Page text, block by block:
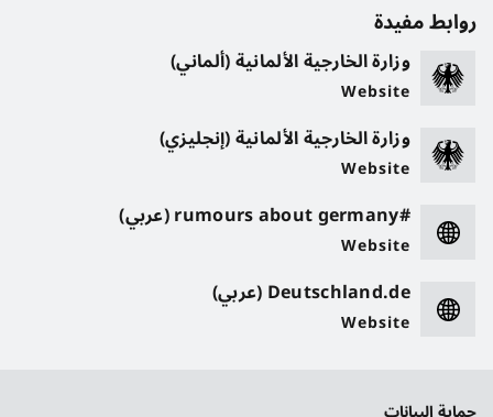
روابط مفيدة
وزارة الخارجية الألمانية (ألماني)
Website
وزارة الخارجية الألمانية (إنجليزي)
Website
#rumours about germany (عربي)
Website
Deutschland.de (عربي)
Website